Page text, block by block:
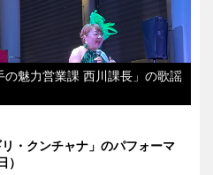
魅力営業課 西川課長」の歌謡
・クンチャナ」のパフォーマ
）